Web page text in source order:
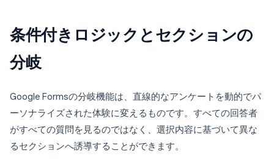
条件付きロジックとセクションの
分岐
Google Formsの分岐機能は、直線的なアンケートを動的でパ
ーソナライズされた体験に変えるものです。すべての回答者
がすべての質問を見るのではなく、選択内容に基づいて異な
るセクションへ誘導することができます。